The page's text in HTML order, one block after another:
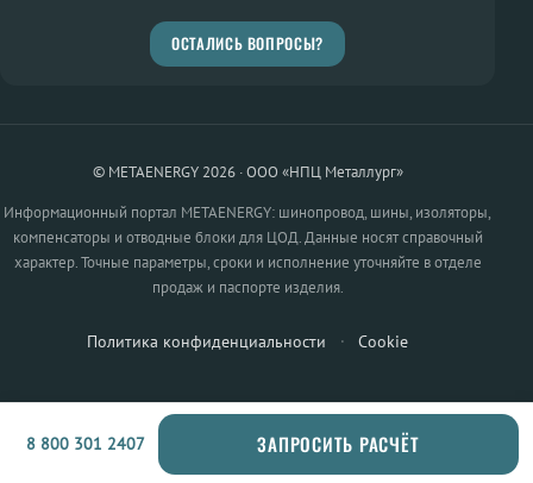
ОСТАЛИСЬ ВОПРОСЫ?
© METAENERGY 2026 · ООО «НПЦ Металлург»
Информационный портал METAENERGY: шинопровод, шины, изоляторы,
компенсаторы и отводные блоки для ЦОД. Данные носят справочный
характер. Точные параметры, сроки и исполнение уточняйте в отделе
продаж и паспорте изделия.
Политика конфиденциальности · Cookie
8 800 301 2407 ЗАПРОСИТЬ РАСЧЁТ